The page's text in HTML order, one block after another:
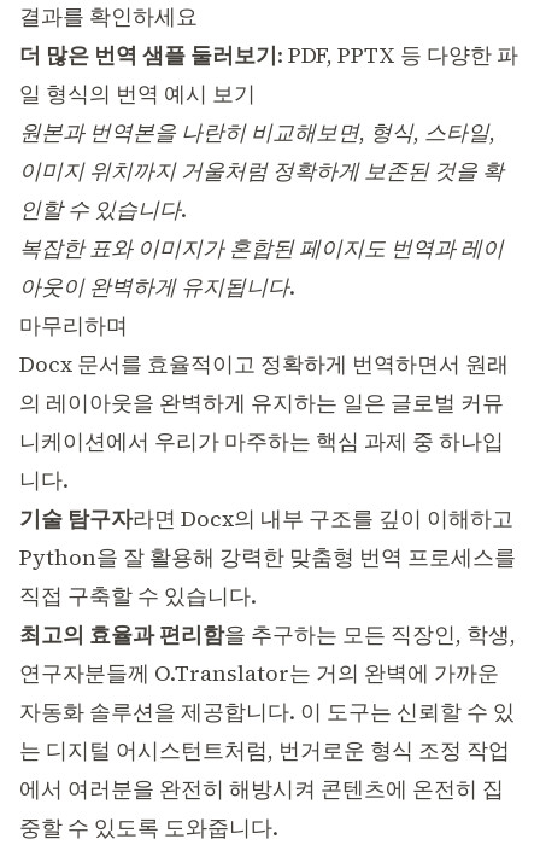
결과를 확인하세요
더 많은 번역 샘플 둘러보기: PDF, PPTX 등 다양한 파
일 형식의 번역 예시 보기
원본과 번역본을 나란히 비교해보면, 형식, 스타일,
이미지 위치까지 거울처럼 정확하게 보존된 것을 확
인할 수 있습니다.
복잡한 표와 이미지가 혼합된 페이지도 번역과 레이
아웃이 완벽하게 유지됩니다.
마무리하며
Docx 문서를 효율적이고 정확하게 번역하면서 원래
의 레이아웃을 완벽하게 유지하는 일은 글로벌 커뮤
니케이션에서 우리가 마주하는 핵심 과제 중 하나입
니다.
기술 탐구자라면 Docx의 내부 구조를 깊이 이해하고
Python을 잘 활용해 강력한 맞춤형 번역 프로세스를
직접 구축할 수 있습니다.
최고의 효율과 편리함을 추구하는 모든 직장인, 학생,
연구자분들께 O.Translator는 거의 완벽에 가까운
자동화 솔루션을 제공합니다. 이 도구는 신뢰할 수 있
는 디지털 어시스턴트처럼, 번거로운 형식 조정 작업
에서 여러분을 완전히 해방시켜 콘텐츠에 온전히 집
중할 수 있도록 도와줍니다.